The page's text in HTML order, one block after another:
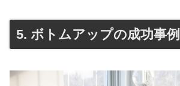
5. ボトムアップの成功事例